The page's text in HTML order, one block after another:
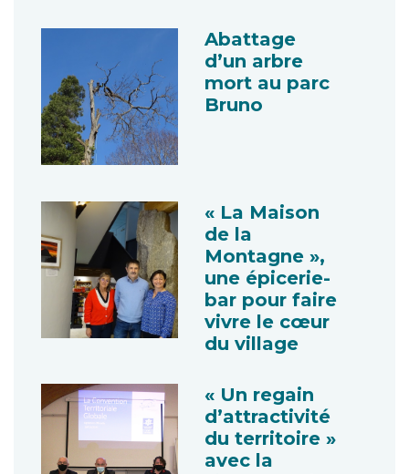
Abattage
d’un arbre
mort au parc
Bruno
« La Maison
de la
Montagne »,
une épicerie-
bar pour faire
vivre le cœur
du village
« Un regain
d’attractivité
du territoire »
avec la